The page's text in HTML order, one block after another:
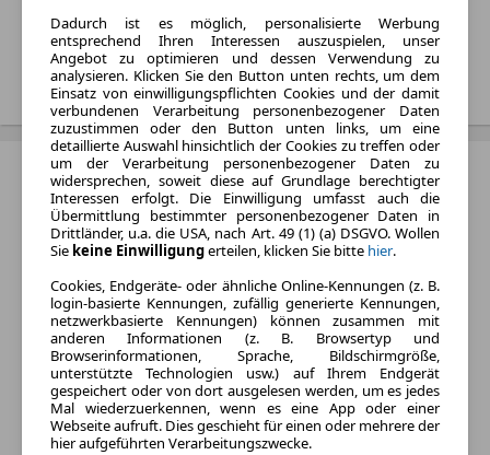
Monat
Treffer anzeigen
Mercedes-Benz EQS
Varianten:
Limousine und SUV
Elektro
Listenpreis:
Von 109.551 € bis 277.449
€
Monatliche Rate:
Von 1.098 € bis 2.986 € pro
Monat
Dadurch ist es möglich, personalisierte Werbung
entsprechend Ihren Interessen auszuspielen, unser
Angebot zu optimieren und dessen Verwendung zu
analysieren. Klicken Sie den Button unten rechts, um dem
Einsatz von einwilligungspflichten Cookies und der damit
verbundenen Verarbeitung personenbezogener Daten
zuzustimmen oder den Button unten links, um eine
detaillierte Auswahl hinsichtlich der Cookies zu treffen oder
um der Verarbeitung personenbezogener Daten zu
widersprechen, soweit diese auf Grundlage berechtigter
Interessen erfolgt. Die Einwilligung umfasst auch die
Übermittlung bestimmter personenbezogener Daten in
Drittländer, u.a. die USA, nach Art. 49 (1) (a) DSGVO. Wollen
Sie keine Einwilligungerteilen, klicken Sie bitte hier.
Cookies, Endgeräte- oder ähnliche Online-Kennungen (z. B.
login-basierte Kennungen, zufällig generierte Kennungen,
netzwerkbasierte Kennungen) können zusammen mit
anderen Informationen (z. B. Browsertyp und
Browserinformationen, Sprache, Bildschirmgröße,
unterstützte Technologien usw.) auf Ihrem Endgerät
gespeichert oder von dort ausgelesen werden, um es jedes
Mal wiederzuerkennen, wenn es eine App oder einer
Webseite aufruft. Dies geschieht für einen oder mehrere der
hier aufgeführten Verarbeitungszwecke.